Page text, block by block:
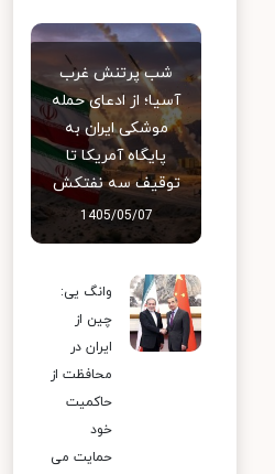
شب پرتنش غرب
آسیا؛ از ادعای حمله
موشکی ایران به
پایگاه آمریکا تا
توقیف سه نفتکش
1405/05/07
وانگ یی:
چین از
ایران در
محافظت از
حاکمیت
خود
حمایت می